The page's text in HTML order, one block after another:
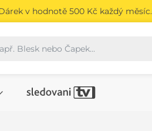
v hodnotě 500 Kč každý měsíc.